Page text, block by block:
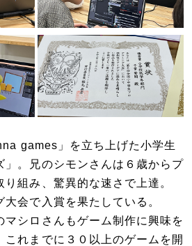
games」を立ち上げた小学生
」。兄のシモンさんは６歳からプ
り組み、驚異的な速さで上達。
会で入賞を果たしている。
マシロさんもゲーム制作に興味を
これまでに３０以上のゲームを開